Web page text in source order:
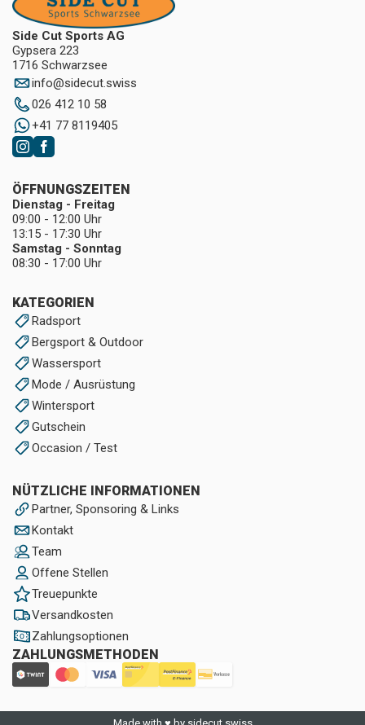
Side Cut Sports AG
Gypsera 223
1716 Schwarzsee
info@sidecut.swiss
026 412 10 58
+41 77 8119405
KATEGORIEN
Radsport
Bergsport & Outdoor
Wassersport
Mode / Ausrüstung
Wintersport
Gutschein
Occasion / Test
NÜTZLICHE INFORMATIONEN
Partner, Sponsoring & Links
Kontakt
Team
Offene Stellen
Treuepunkte
Versandkosten
Zahlungsoptionen
ZAHLUNGSMETHODEN
ÖFFNUNGSZEITEN
Dienstag - Freitag
09:00 - 12:00 Uhr
13:15 - 17:30 Uhr
Samstag - Sonntag
08:30 - 17:00 Uhr